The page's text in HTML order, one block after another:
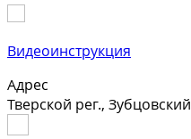
Видеоинструкция
Адрес
Тверской рег.,